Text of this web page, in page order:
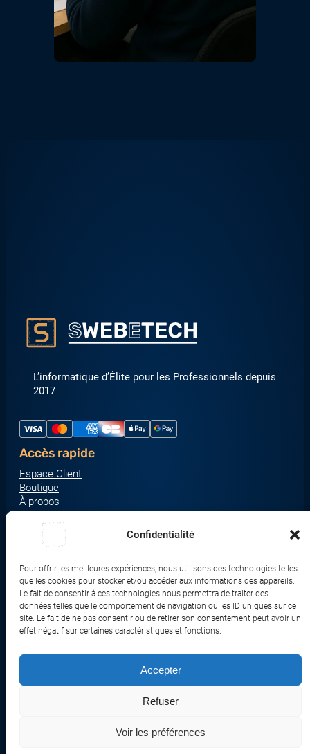
Confidentialité
Pour offrir les meilleures expériences, nous utilisons des technologies telles
que les cookies pour stocker et/ou accéder aux informations des appareils.
Le fait de consentir à ces technologies nous permettra de traiter des
données telles que le comportement de navigation ou les ID uniques sur ce
site. Le fait de ne pas consentir ou de retirer son consentement peut avoir un
effet négatif sur certaines caractéristiques et fonctions.
Accepter
Refuser
Voir les préférences
L’informatique d’Élite pour les Professionnels depuis
2017
Accès rapide
Espace Client
Boutique
À propos
Nos catégories produit
Écrans & Moniteurs
Serveurs & Stockage
Impression & Consommables
Ordinateurs & Tablettes
Périphériques & Accessoires
Réseau & IoT
Conditions Générales de Vente